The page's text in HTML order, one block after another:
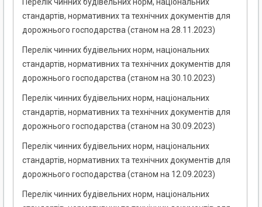
Перелік чинних будівельних норм, національних
стандартів, нормативних та технічних документів для
дорожнього господарства (станом на 28.11.2023)
Перелік чинних будівельних норм, національних
стандартів, нормативних та технічних документів для
дорожнього господарства (станом на 30.10.2023)
Перелік чинних будівельних норм, національних
стандартів, нормативних та технічних документів для
дорожнього господарства (станом на 30.09.2023)
Перелік чинних будівельних норм, національних
стандартів, нормативних та технічних документів для
дорожнього господарства (станом на 12.09.2023)
Перелік чинних будівельних норм, національних